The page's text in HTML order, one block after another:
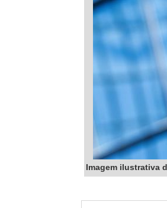
Imagem ilustrativa